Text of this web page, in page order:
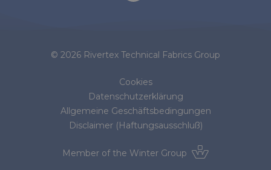
© 2026 Rivertex Technical Fabrics Group
Cookies
Datenschutzerklärung
Allgemeine Geschäftsbedingungen
Disclaimer (Haftungsausschluß)
Member of theWinter Group